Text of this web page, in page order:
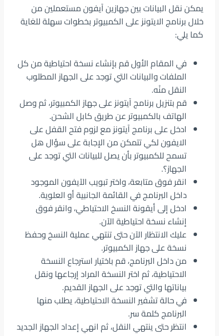
يمكن نقل البيانات بين جهازين آيفون مستعملين من
خلال برنامج الايتونز على الكمبيوتر بخطوات سهلة للغاية
كما يلي:
في المقام الأول قم بإنشاء نسخة احتياطية من كل
الملفات والبيانات التي توجد على الجهاز المطلوب
النقل منْه.
قم بتنزيل برنامج آيتونز على جهاز الكمبيوتر، ثم وصل
الهاتف بالكمبيوتر عن طريق كابل الشحن.
ادخل على برنامج آيتونز مع لزوم فتح القفل على
الايفون لكي تتمكن من الإجابة على سؤال هل
تسمح للكمبيوتر بأن يصل للبيانات التي توجد على
الجهاز؟.
انقر فوق متابعة، واختر تبويب الآيفون الموجود
داخل البرنامج في القائمة الجانبية أو العلوية.
ادخل إلى أيقونة النسخ الاحتياطي، وانقر فوق
إنشاء نسخة احتياطية الآن.
عليك الانتظار الآن حتى تنتهي عملية النسخ وحفظ
نسخة على جهاز الكمبيوتر.
من داخل البرنامج، قم باختيار استرجاع النسخة
الاحتياطية، ثم اختر النسخة المراد إرجاعها ونقل
بياناتها والتي توجد على الجهاز القديم.
في حالة تشفير النسخة الاحتياطية، يطلب منها
البرنامج كلمة سر.
انتظر حتى ينتهي النقل، ثم انهي إعداد الجهاز الجديد